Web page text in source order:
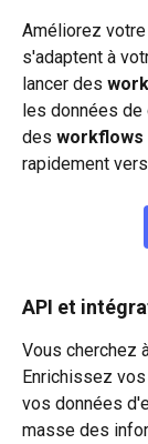
Améliorez
s'adaptent à
lancer des
les données
des
rapidement
API et
Vous cherchez
Enrichissez
vos données
masse des